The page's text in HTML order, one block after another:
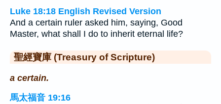
Luke 18:18 English Revised Version
And a certain ruler asked him, saying, Good
Master, what shall I do to inherit eternal life?
聖經寶庫 (Treasury of Scripture)
a certain.
馬太福音 19:16